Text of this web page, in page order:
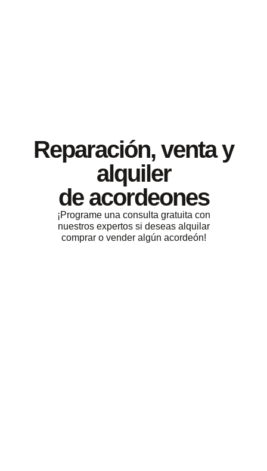
Reparación, venta y
alquiler
de acordeones
¡Programe una consulta gratuita con
nuestros expertos si deseas alquilar
comprar o vender algún acordeón!